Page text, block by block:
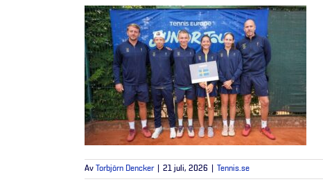
Av Torbjörn Dencker 21 juli, 2026 Tennis.se